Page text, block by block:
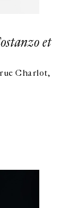
et
Charlot,